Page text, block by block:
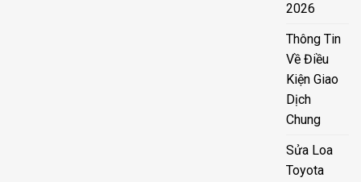
2026
Thông Tin
Về Điều
Kiện Giao
Dịch
Chung
Sửa Loa
Toyota